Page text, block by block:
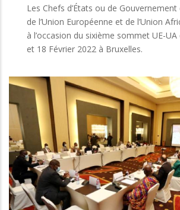
Les Chefs d’États ou de
de l’Union Européenne et de l’Union
à l’occasion du sixième sommet UE-UA
et 18 Février 2022 à Bruxelles.